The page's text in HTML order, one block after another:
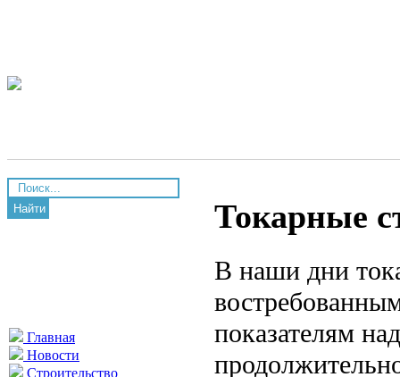
Найти
Главная
Новости
Строительство
Токарные
В наши дни
показателям